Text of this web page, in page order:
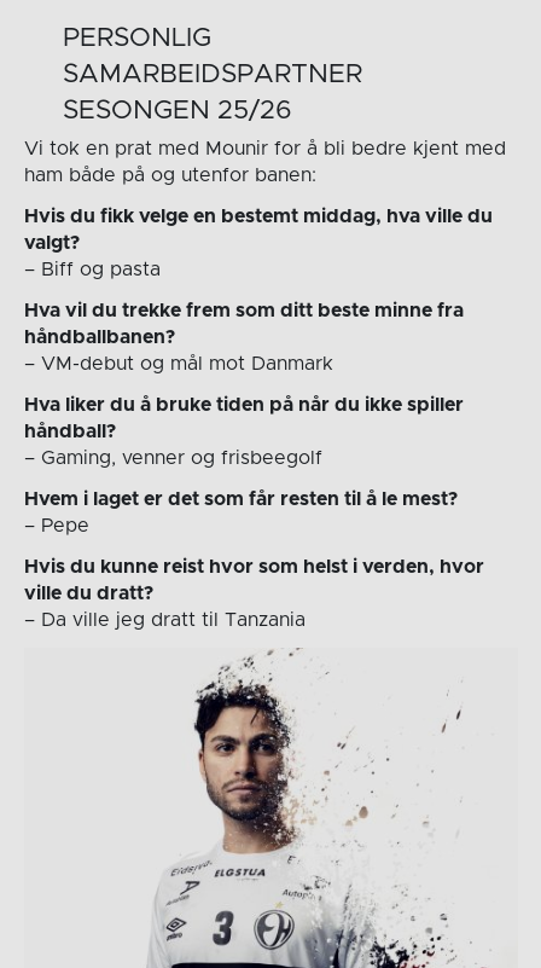
PERSONLIG
SAMARBEIDSPARTNER
SESONGEN 25/26
Vi tok en prat med Mounir for å bli bedre kjent med
ham både på og utenfor banen:
Hvis du fikk velge en bestemt middag, hva ville du
valgt?
– Biff og pasta
Hva vil du trekke frem som ditt beste minne fra
håndballbanen?
– VM-debut og mål mot Danmark
Hva liker du å bruke tiden på når du ikke spiller
håndball?
– Gaming, venner og frisbeegolf
Hvem i laget er det som får resten til å le mest?
– Pepe
Hvis du kunne reist hvor som helst i verden, hvor
ville du dratt?
– Da ville jeg dratt til Tanzania